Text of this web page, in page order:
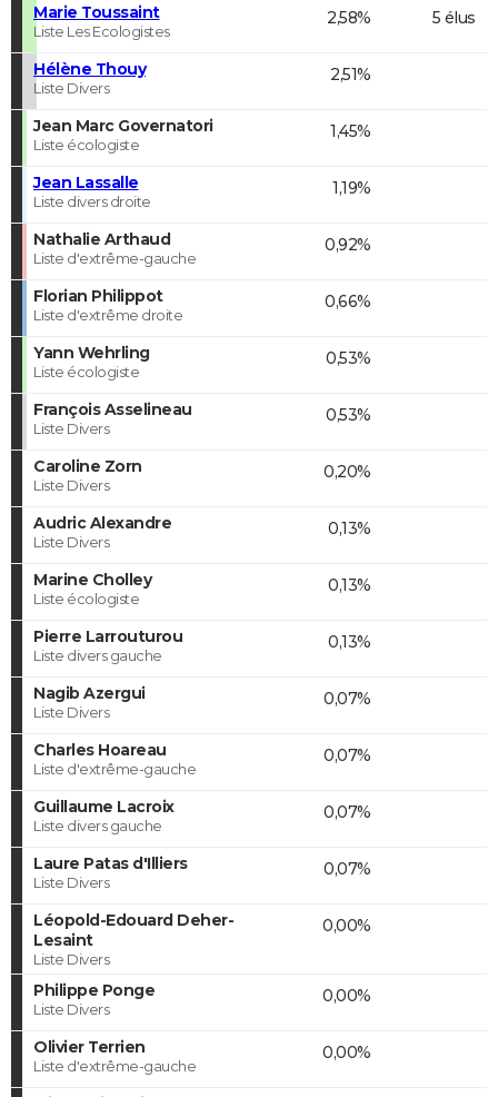
Marie Toussaint
Liste Les Ecologistes
2,58% 5 élus
Hélène Thouy
Liste Divers
2,51%
Jean Marc Governatori
Liste écologiste
1,45%
Jean Lassalle
Liste divers droite
1,19%
Nathalie Arthaud
Liste d'extrême-gauche
0,92%
Florian Philippot
Liste d'extrême droite
0,66%
Yann Wehrling
Liste écologiste
0,53%
François Asselineau
Liste Divers
0,53%
Caroline Zorn
Liste Divers
0,20%
Audric Alexandre
Liste Divers
0,13%
Marine Cholley
Liste écologiste
0,13%
Pierre Larrouturou
Liste divers gauche
0,13%
Nagib Azergui
Liste Divers
0,07%
Charles Hoareau
Liste d'extrême-gauche
0,07%
Guillaume Lacroix
Liste divers gauche
0,07%
Laure Patas d'Illiers
Liste Divers
0,07%
Léopold-Edouard Deher-
Lesaint
Liste Divers
0,00%
Philippe Ponge
Liste Divers
0,00%
Olivier Terrien
Liste d'extrême-gauche
0,00%